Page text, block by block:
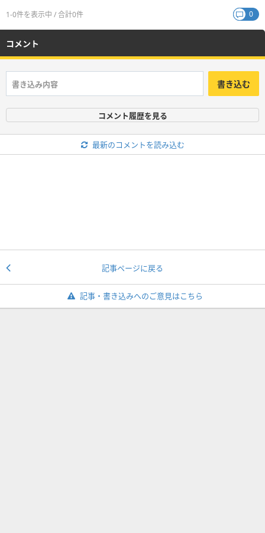
1-0件を表示中 / 合計0件 0
コメント
書き込む
コメント履歴を見る
最新のコメントを読み込む
記事ページに戻る
記事・書き込みへのご意見はこちら